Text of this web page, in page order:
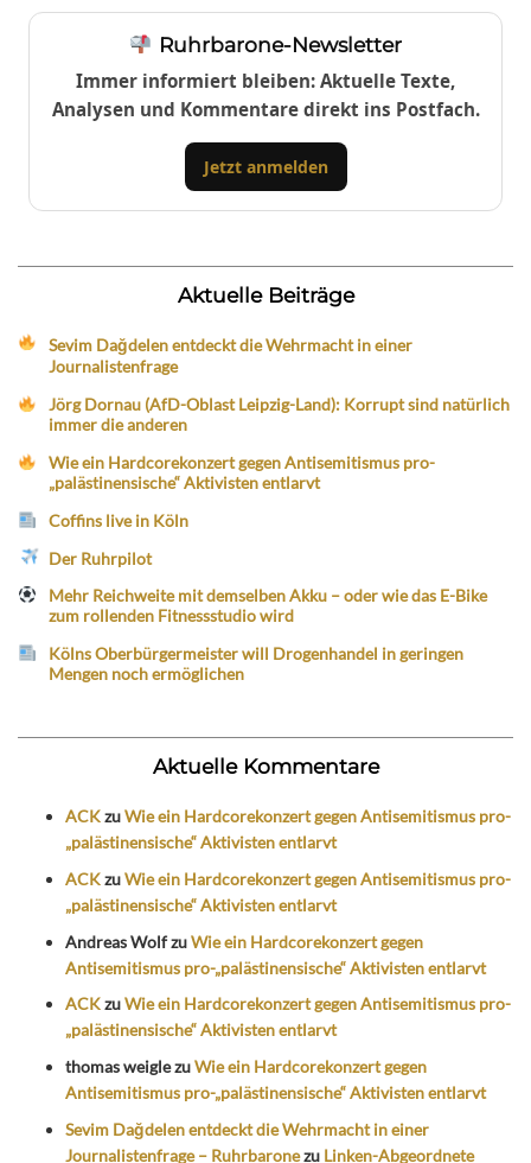
Ruhrbarone-Newsletter
Immer informiert bleiben: Aktuelle Texte,
Analysen und Kommentare direkt ins Postfach.
Jetzt anmelden
Aktuelle Beiträge
Sevim Dağdelen entdeckt die Wehrmacht in einer
Journalistenfrage
Jörg Dornau (AfD-Oblast Leipzig-Land): Korrupt sind natürlich
immer die anderen
Wie ein Hardcorekonzert gegen Antisemitismus pro-
„palästinensische“ Aktivisten entlarvt
Coffins live in Köln
Der Ruhrpilot
Mehr Reichweite mit demselben Akku – oder wie das E-Bike
zum rollenden Fitnessstudio wird
Kölns Oberbürgermeister will Drogenhandel in geringen
Mengen noch ermöglichen
Aktuelle Kommentare
ACKzuWie ein Hardcorekonzert gegen Antisemitismus pro-
„palästinensische“ Aktivisten entlarvt
ACKzuWie ein Hardcorekonzert gegen Antisemitismus pro-
„palästinensische“ Aktivisten entlarvt
Andreas WolfzuWie ein Hardcorekonzert gegen
Antisemitismus pro-„palästinensische“ Aktivisten entlarvt
ACKzuWie ein Hardcorekonzert gegen Antisemitismus pro-
„palästinensische“ Aktivisten entlarvt
thomas weiglezuWie ein Hardcorekonzert gegen
Antisemitismus pro-„palästinensische“ Aktivisten entlarvt
Sevim Dağdelen entdeckt die Wehrmacht in einer
Journalistenfrage – Ruhrbaronezu Linken-Abgeordnete